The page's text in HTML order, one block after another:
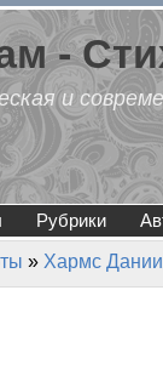
-
и
Рубрики
» Хармс